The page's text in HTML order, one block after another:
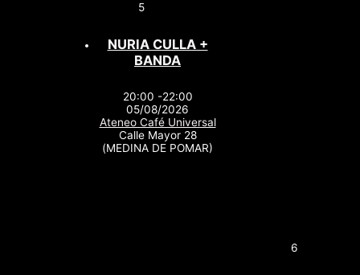
5
NURIA CULLA +
BANDA
20:00 -22:00
05/08/2026
Ateneo Café Universal
Calle Mayor 28
(MEDINA DE POMAR)
6